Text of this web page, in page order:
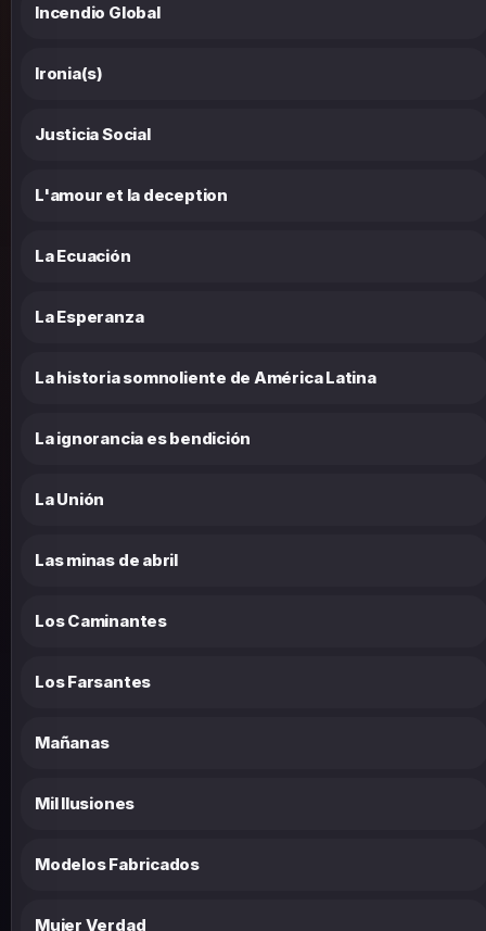
Incendio Global
Ironia(s)
Justicia Social
L'amour et la deception
La Ecuación
La Esperanza
La historia somnoliente de América Latina
La ignorancia es bendición
La Unión
Las minas de abril
Los Caminantes
Los Farsantes
Mañanas
Mil Ilusiones
Modelos Fabricados
Mujer Verdad